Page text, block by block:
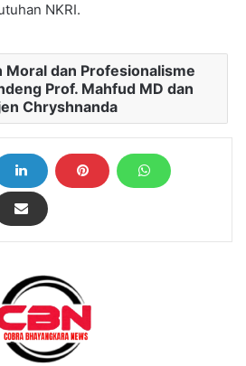
NKRI.
Moral dan Profesionalisme
Prof. Mahfud MD dan
Chryshnanda